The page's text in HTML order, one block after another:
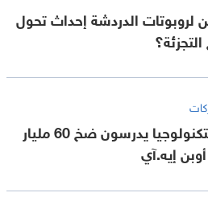
لروبوتات الدردشة إحداث تحول
عمالقة التكنولوجيا يدرسون ضخ 60 مليار
إيه.آي